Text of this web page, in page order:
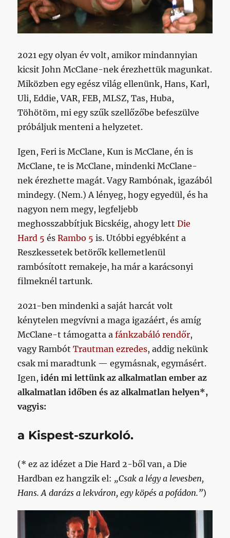
2021 egy olyan év volt, amikor mindannyian
kicsit John McClane-nek érezhettük magunkat.
Miközben egy egész világ ellenünk, Hans, Karl,
Uli, Eddie, VAR, FEB, MLSZ, Tas, Huba,
Töhötöm, mi egy szűk szellőzőbe befeszülve
próbáljuk menteni a helyzetet.
Igen, Feri is McClane, Kun is McClane, én is
McClane, te is McClane, mindenki McClane-
nek érezhette magát. Vagy Rambónak, igazából
mindegy. (Nem.) A lényeg, hogy egyedül, és ha
nagyon nem megy, legfeljebb
meghosszabbítjuk Bicskéig, ahogy lettDie
Hard 5 ésRambo 5 is. Utóbbi egyébként a
Reszkessetek betörők kellemetlenül
rambósított remakeje, ha már a karácsonyi
filmeknél tartunk.
2021-ben mindenki a saját harcát volt
kénytelen megvívni a maga igazáért, és amíg
McClane-t támogatta afánkzabáló rendőr,
vagy RambótTrautman ezredes, addig nekünk
csak mi maradtunk — egymásnak, egymásért.
Igen,idén mi lettünk az alkalmatlan ember az
alkalmatlan időben és az alkalmatlan helyen*,
vagyis:
a Kispest-szurkoló.
(* ez az idézet a Die Hard 2-ből van, a Die
Hardban ez hangzik el: „Csak a légy a levesben,
Hans. A darázs a lekváron, egy köpés a pofádon.”)